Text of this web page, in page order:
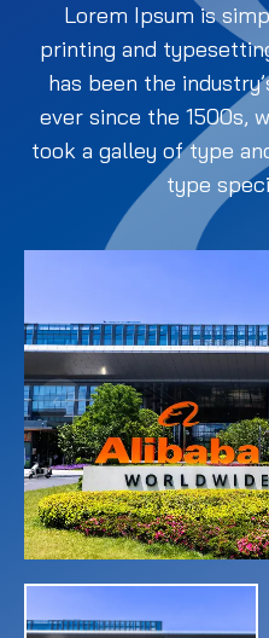
Lorem Ipsum is
printing and
has been the
ever since the 1500s,
took a galley of type
type